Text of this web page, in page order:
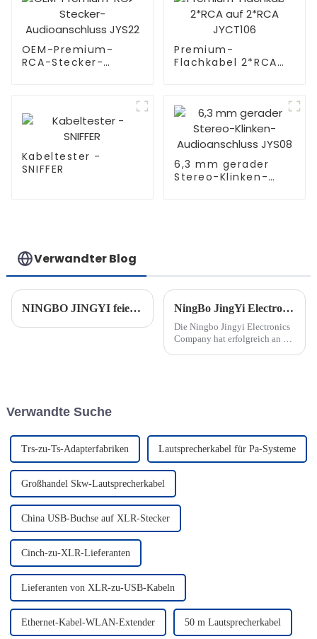
OEM-Premium-
RCA-Stecker-
Premium-
Flachkabel 2*RCA
Kabeltester -
SNIFFER
6,3 mm gerader
Stereo-Klinken-
Verwandter Blog
NINGBO JINGYI feiert 30-jähriges Jubiläum NingBo JingYi Electronic Co., Ltd.: Teilnahme an der Hong Kong Autumn Electronics Show
Die Ningbo Jingyi Electronics
Company hat erfolgreich an der
Verwandte Suche
Trs-zu-Ts-Adapterfabriken Lautsprecherkabel für Pa-Systeme
Großhandel Skw-Lautsprecherkabel
China USB-Buchse auf XLR-Stecker
Cinch-zu-XLR-Lieferanten
Lieferanten von XLR-zu-USB-Kabeln
Ethernet-Kabel-WLAN-Extender 50 m Lautsprecherkabel